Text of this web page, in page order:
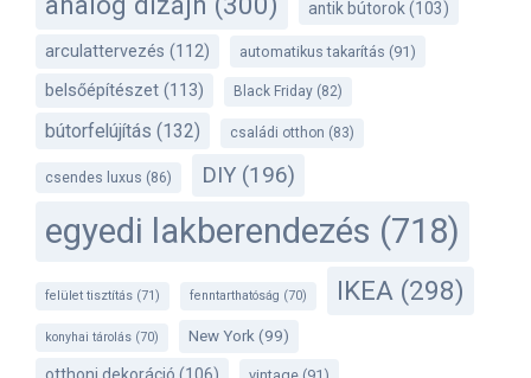
antik bútorok(103)
arculattervezés (112) automatikus takarítás (91)
belsőépítészet (113) Black Friday (82)
bútorfelújítás (132) családi otthon (83)
csendes luxus (86) DIY (196)
egyedi lakberendezés (718)
felület tisztítás (71) fenntarthatóság (70) IKEA (298)
konyhai tárolás (70) New York (99)